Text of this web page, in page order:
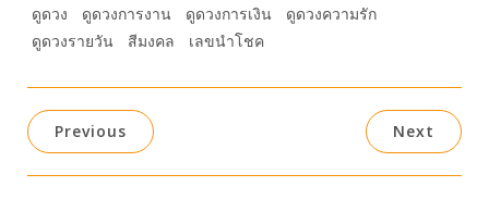
ดูดวง
ดูดวงการงาน ดูดวงการเงิน
ดูดวงความรัก
ดูดวงรายวัน
สีมงคล เลขนำโชค
Previous Next